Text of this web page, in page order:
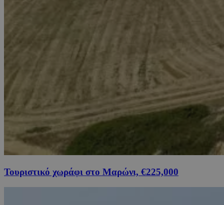
Τουριστικό χωράφι στο Μαρώνι, €225,000